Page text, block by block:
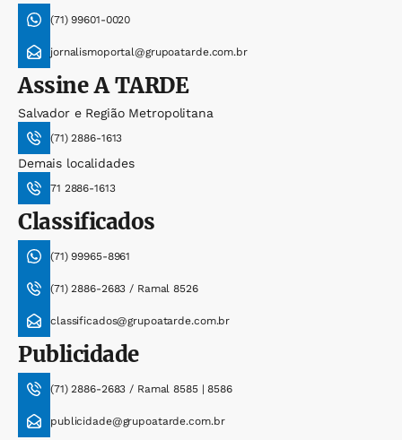
(71) 99601-0020
jornalismoportal@grupoatarde.com.br
AssineA TARDE
Salvador e Região Metropolitana
(71) 2886-1613
Demais localidades
71 2886-1613
Classificados
(71) 99965-8961
(71) 2886-2683 / Ramal 8526
classificados@grupoatarde.com.br
Publicidade
(71) 2886-2683 / Ramal 8585 | 8586
publicidade@grupoatarde.com.br